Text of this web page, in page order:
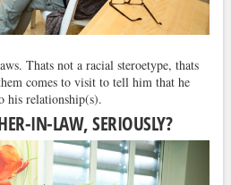
Thats not a racial steroetype, thats
comes to visit to tell him that he
his relationship(s).
IN-LAW, SERIOUSLY?